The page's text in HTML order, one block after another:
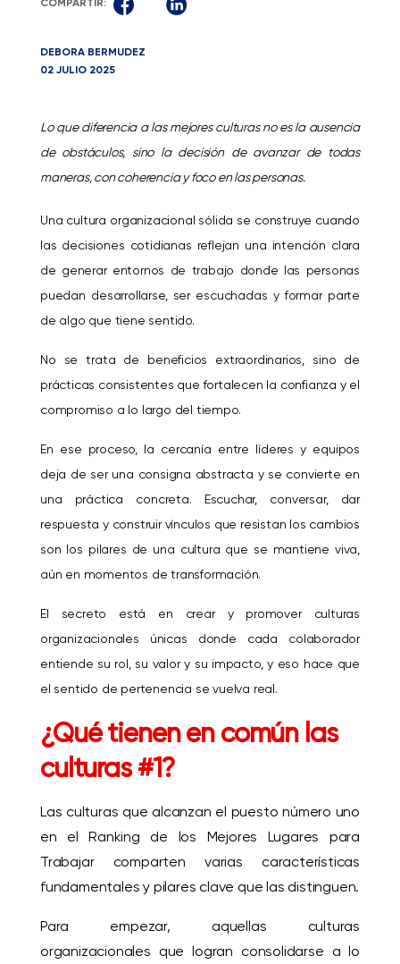
COMPARTIR:
DEBORA BERMUDEZ
02 JULIO 2025
Lo que diferencia a las mejores culturas no es la ausencia
de obstáculos, sino la decisión de avanzar de todas
maneras, con coherencia y foco en las personas.
Una cultura organizacional sólida se construye cuando
las decisiones cotidianas reflejan una intención clara
de generar entornos de trabajo donde las personas
puedan desarrollarse, ser escuchadas y formar parte
de algo que tiene sentido.
No se trata de beneficios extraordinarios, sino de
prácticas consistentes que fortalecen la confianza y el
compromiso a lo largo del tiempo.
En ese proceso, la cercanía entre líderes y equipos
deja de ser una consigna abstracta y se convierte en
una práctica concreta. Escuchar, conversar, dar
respuesta y construir vínculos que resistan los cambios
son los pilares de una cultura que se mantiene viva,
aún en momentos de transformación.
El secreto está en crear y promover culturas
organizacionales únicas donde cada colaborador
entiende su rol, su valor y su impacto, y eso hace que
el sentido de pertenencia se vuelva real.
¿Qué tienen en común las
culturas #1?
Las culturas que alcanzan el puesto número uno
en el Ranking de los Mejores Lugares para
Trabajar comparten varias características
fundamentales y pilares clave que las distinguen.
Para empezar, aquellas culturas
organizacionales que logran consolidarse a lo